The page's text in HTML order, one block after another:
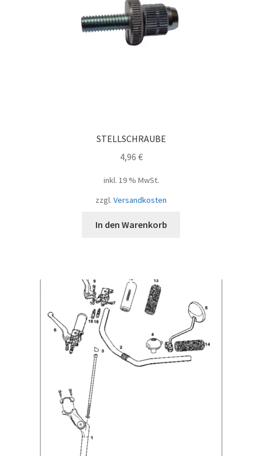
STELLSCHRAUBE
4,96 €
inkl. 19 % MwSt.
zzgl. Versandkosten
In den Warenkorb